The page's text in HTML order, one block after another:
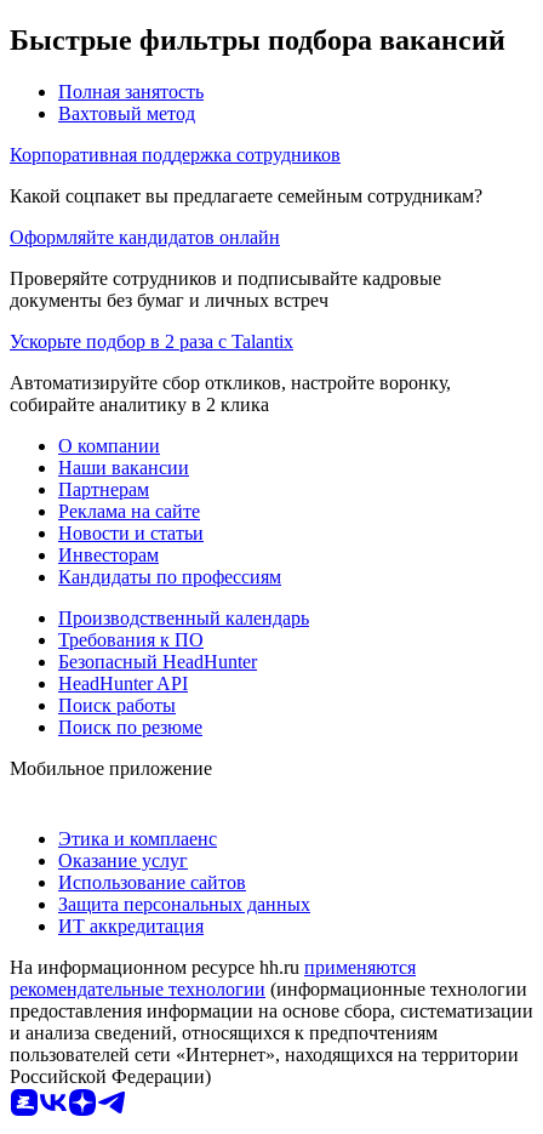
Быстрые фильтры подбора вакансий
Полная занятость
Вахтовый метод
Корпоративная поддержка сотрудников
Какой соцпакет вы предлагаете семейным сотрудникам?
Оформляйте кандидатов онлайн
Проверяйте сотрудников и подписывайте кадровые
документы без бумаг и личных встреч
Ускорьте подбор в 2 раза с Talantix
Автоматизируйте сбор откликов, настройте воронку,
собирайте аналитику в 2 клика
О компании
Наши вакансии
Партнерам
Реклама на сайте
Новости и статьи
Инвесторам
Кандидаты по профессиям
Производственный календарь
Требования к ПО
Безопасный HeadHunter
HeadHunter API
Поиск работы
Поиск по резюме
Мобильное приложение
Этика и комплаенс
Оказание услуг
Использование сайтов
Защита персональных данных
ИТ аккредитация
На информационном ресурсе hh.ru применяются
рекомендательные технологии (информационные технологии
предоставления информации на основе сбора, систематизации
и анализа сведений, относящихся к предпочтениям
пользователей сети «Интернет», находящихся на территории
Российской Федерации)